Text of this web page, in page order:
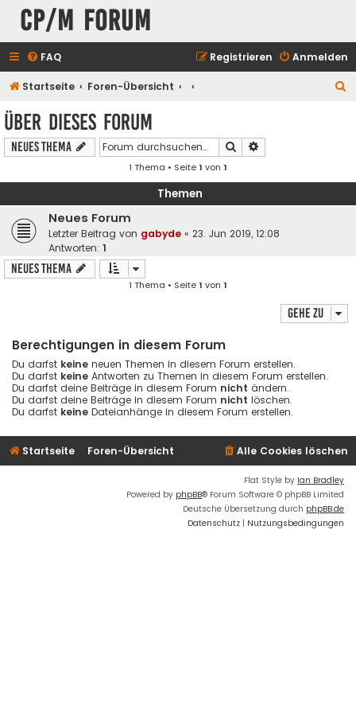
CP/M Forum
FAQ Anmelden
Registrieren
Startseite Foren-Übersicht
Über dieses Forum
Neues Thema Suche
1 Thema • Seite1 von 1
Themen
Neues Forum
Letzter Beitrag von gabyde « 23. Jun 2019, 12:08
Antworten: 1
Neues Thema
1 Thema • Seite1 von 1
Gehe zu
Berechtigungen in diesem Forum
Du darfst keine neuen Themen in diesem Forum erstellen.
Du darfst keine Antworten zu Themen in diesem Forum erstellen.
Du darfst deine Beiträge in diesem Forum nicht ändern.
Du darfst deine Beiträge in diesem Forum nicht löschen.
Du darfst keine Dateianhänge in diesem Forum erstellen.
Startseite Foren-Übersicht Alle Cookies löschen
Flat Style by Ian Bradley
Powered by phpBB® Forum Software © phpBB Limited
Deutsche Übersetzung durch phpBB.de
Datenschutz | Nutzungsbedingungen